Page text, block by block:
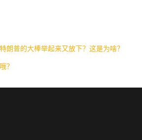
朗普的大棒举起来又放下？这是为啥？
？